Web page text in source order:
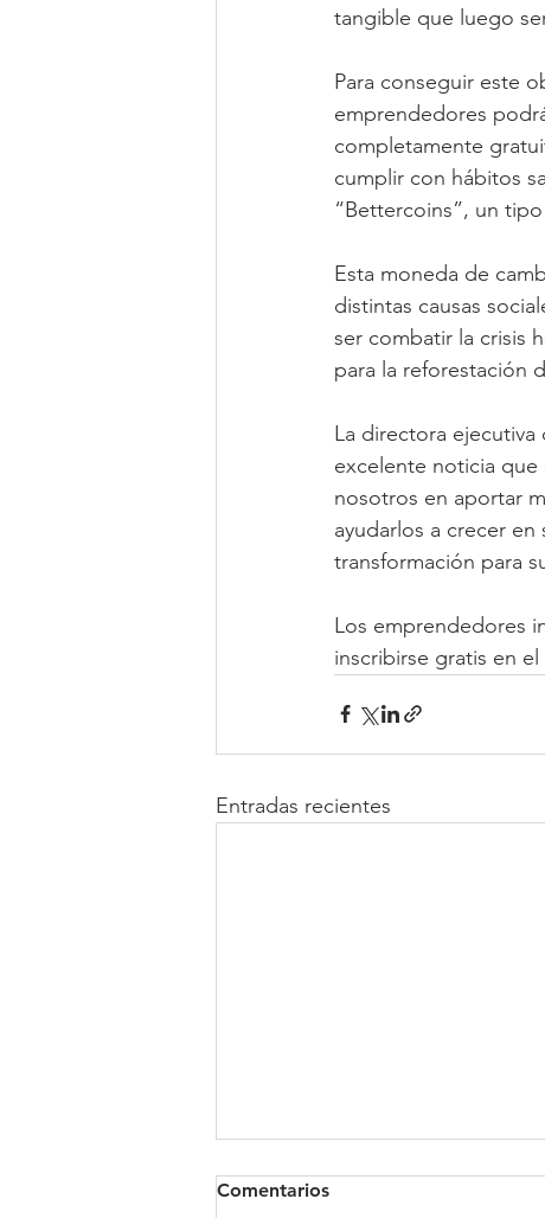
tangible que luego
Para conseguir este
emprendedores
completamente
cumplir con hábitos
“Bettercoins”, un
Esta moneda de
distintas causas
ser combatir la crisis
para la reforestación
La directora ejecutiva
excelente noticia
nosotros en aportar
ayudarlos a crecer
transformación para
Los emprendedores
inscribirse gratis en
Entradas recientes
Comentarios